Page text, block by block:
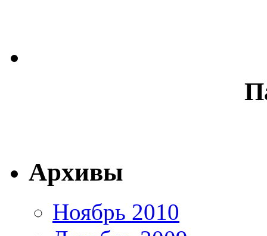
Архивы
Ноябрь 2010